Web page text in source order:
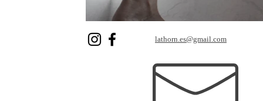
lathorn.es@gmail.com